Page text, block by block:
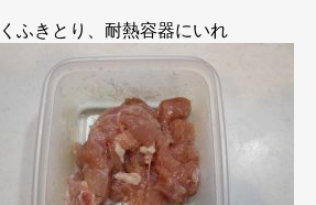
ふきとり、耐熱容器にいれ